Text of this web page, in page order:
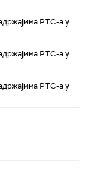
РТС-а у
РТС-а у
РТС-а у